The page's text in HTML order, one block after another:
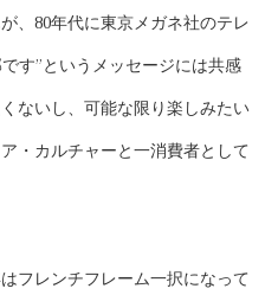
、80年代に東京メガネ社のテレ
す”というメッセージには共感
ないし、可能な限り楽しみたい
・カルチャーと一消費者として
フレンチフレーム一択になって